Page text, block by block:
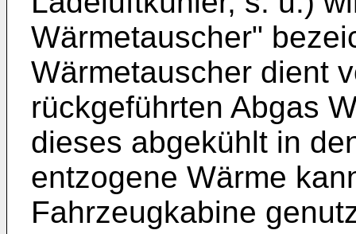
Wärmetauscher"
Wärmetauscher dient
rückgeführten Abgas
dieses abgekühlt in
entzogene Wärme
Fahrzeugkabine